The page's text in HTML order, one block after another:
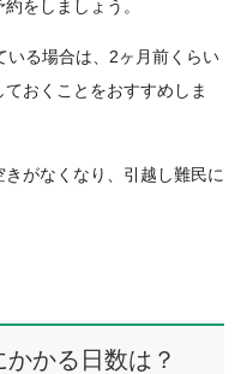
をしましょう。
いる場合は、2ヶ月前くらい
おくことをおすすめしま
がなくなり、引越し難民に
かる日数は？